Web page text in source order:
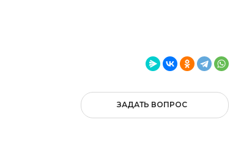
ЗАДАТЬ ВОПРОС